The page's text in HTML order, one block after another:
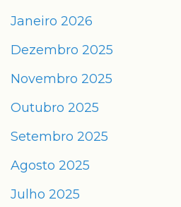
Janeiro 2026
Dezembro 2025
Novembro 2025
Outubro 2025
Setembro 2025
Agosto 2025
Julho 2025